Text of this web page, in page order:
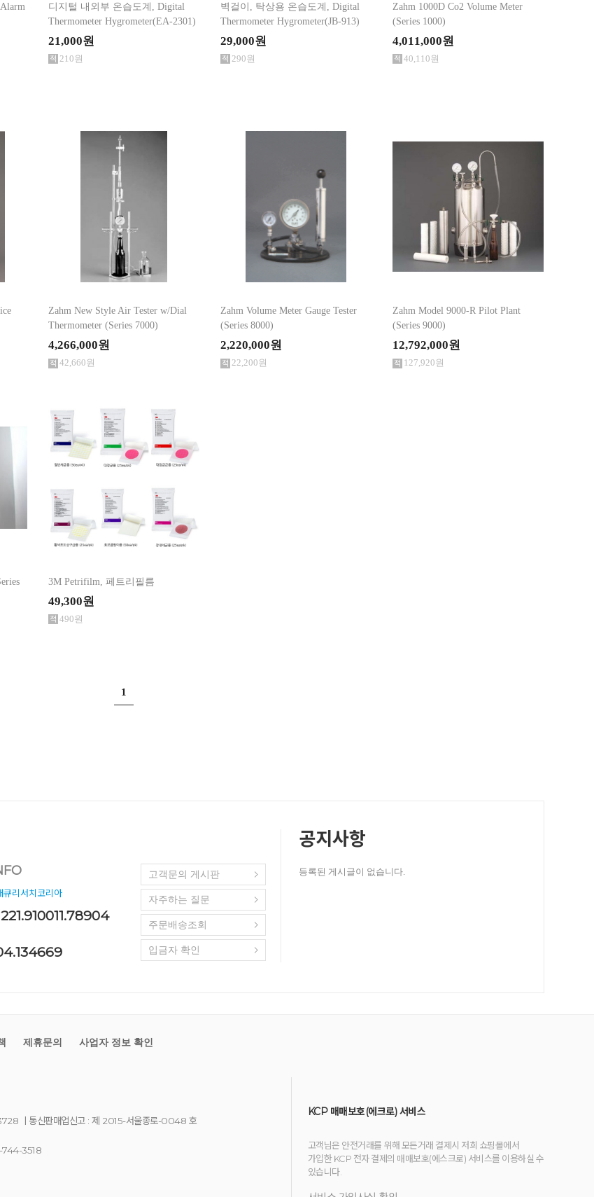
디지털 내외부 온습도계, Digital
Thermometer Hygrometer(EA-2301)
21,000원
210원
벽걸이, 탁상용 온습도계, Digital
Thermometer Hygrometer(JB-913)
29,000원
290원
Zahm 1000D Co2 Volume Meter
(Series 1000)
4,011,000원
40,110원
Zahm New Style Air Tester w/Dial
Thermometer (Series 7000)
4,266,000원
42,660원
Zahm Volume Meter Gauge Tester
(Series 8000)
2,220,000원
22,200원
Zahm Model 9000-R Pilot Plant
(Series 9000)
12,792,000원
127,920원
3M Petrifilm, 페트리필름
49,300원
490원
1
큐리서치코리아
221.910011.78904
고객문의 게시판
자주하는 질문
주문배송조회
입금자 확인
공지사항
등록된 게시글이 없습니다.
제휴문의 사업자 정보 확인
ㅣ통신판매업신고 : 제 2015-서울종로-0048 호
744-3518
KCP 매매보호(에크로) 서비스
고객님은 안전거래를 위해 모든거래 결제시 저희 쇼핑몰에서
가입한 KCP 전자 결제의 매매보호(에스크로) 서비스를 이용하실 수
있습니다.